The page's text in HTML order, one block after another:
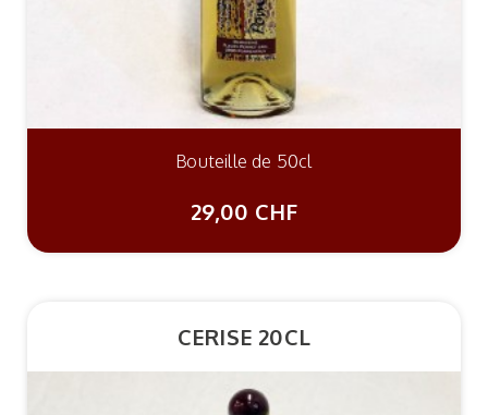
Bouteille de 50cl
29,00 CHF
CERISE 20CL